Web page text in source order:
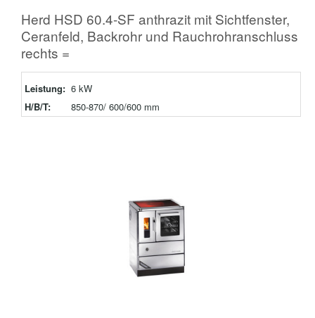
Herd HSD 60.4-SF anthrazit mit Sichtfenster,
Ceranfeld, Backrohr und Rauchrohranschluss
rechts =
Leistung: 6 kW
H/B/T:
850-870/ 600/600 mm